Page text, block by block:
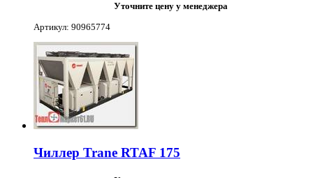
Уточните цену у менеджера
Артикул: 90965774
Чиллер Trane RTAF 175